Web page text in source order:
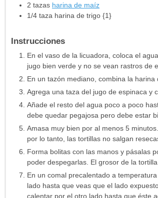
2 tazas harina de maíz
1/4 taza harina de trigo {1}
Instrucciones
En el vaso de la licuadora, coloca el
jugo bien verde y no se vean rastros de
En un tazón mediano, combina la
Agrega una taza del jugo de espinaca y
Añade el resto del agua poco a poco
debe quedar pegajosa pero debe estar
Amasa muy bien por al menos 5
por lo tanto, las tortillas no salgan
Forma bolitas con las manos y pásalas
poder despegarlas. El grosor de la
En un comal precalentado a
lado hasta que veas que el lado
calentar por el otro lado hasta que éste